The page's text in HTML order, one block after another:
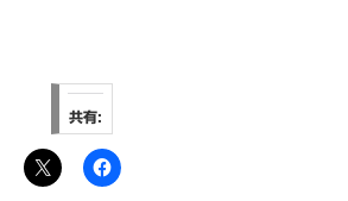
共有: